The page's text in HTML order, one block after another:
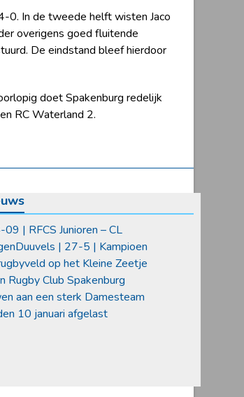
0. In de tweede helft wisten Jaco
overigens goed fluitende
De eindstand bleef hierdoor
doet Spakenburg redelijk
RC Waterland 2.
| RFCS Junioren – CL
| 27-5 | Kampioen
op het Kleine Zeetje
Rugby Club Spakenburg
aan een sterk Damesteam
10 januari afgelast